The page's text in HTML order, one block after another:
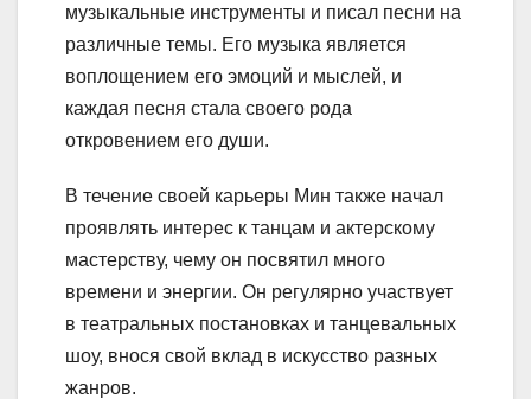
музыкальные инструменты и писал песни на
различные темы. Его музыка является
воплощением его эмоций и мыслей, и
каждая песня стала своего рода
откровением его души.
В течение своей карьеры Мин также начал
проявлять интерес к танцам и актерскому
мастерству, чему он посвятил много
времени и энергии. Он регулярно участвует
в театральных постановках и танцевальных
шоу, внося свой вклад в искусство разных
жанров.